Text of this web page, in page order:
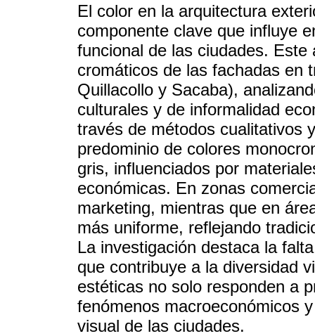
El color en la arquitectura
componente clave que influye
funcional de las ciudades.
cromáticos de las fachadas en
Quillacollo y Sacaba),
culturales y de informalidad
través de métodos cualitativos
predominio de colores
gris, influenciados por
económicas. En zonas
marketing, mientras que en
más uniforme, reflejando
La investigación destaca la
que contribuye a la diversidad
estéticas no solo responden a
fenómenos macroeconómicos
visual de las ciudades.